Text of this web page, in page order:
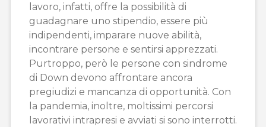
lavoro, infatti, offre la possibilità di
guadagnare uno stipendio, essere più
indipendenti, imparare nuove abilità,
incontrare persone e sentirsi apprezzati.
Purtroppo, però le persone con sindrome
di Down devono affrontare ancora
pregiudizi e mancanza di opportunità. Con
la pandemia, inoltre, moltissimi percorsi
lavorativi intrapresi e avviati si sono interrotti.